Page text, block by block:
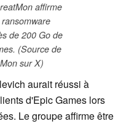
affirme
de 200 Go de
(Source de
sur X)
aurait réussi à
d'Epic Games lors
Le groupe affirme être